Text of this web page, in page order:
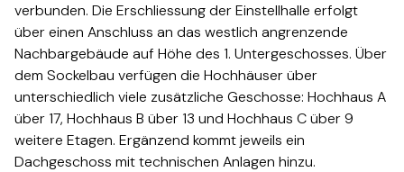
verbunden. Die Erschliessung der Einstellhalle erfolgt
über einen Anschluss an das westlich angrenzende
Nachbargebäude auf Höhe des 1. Untergeschosses. Über
dem Sockelbau verfügen die Hochhäuser über
unterschiedlich viele zusätzliche Geschosse: Hochhaus A
über 17, Hochhaus B über 13 und Hochhaus C über 9
weitere Etagen. Ergänzend kommt jeweils ein
Dachgeschoss mit technischen Anlagen hinzu.​​​​‌ ‍ ​‍​‍‌‍ ‌ ​‍‌‍‍‌‌‍‌ ‌‍‍‌‌‍ ‍​‍​‍​ ‍‍​‍​‍‌ ​ ‌‍​‌‌‍ ‍‌‍‍‌‌ ‌​‌ ‍‌​‍ ‍‌‍‍‌‌‍ ​‍​‍​‍ ​​‍​‍‌‍‍​‌ ​‍‌‍‌‌‌‍‌‍​‍​‍​ ‍‍​‍​‍‌‍‍​‌ ‌​‌ ‌​‌ ​​​ ‍‍​‍ ​‍ ‌‍ ​‌‍ ‌‍​ ‌‍​‌‌‍ ​‌‍‍​‌‍ ‌ ​ ‌ ‌​​ ‍‍​ ​ ​ ​ ​ ​ ​ ​ ​‍ ‌‍‍‌‌‍ ‍‌ ‌​‌‍‌‌‌‍ ‍‌ ‌​​‍ ‌‍‌‌‌‍‌​‌‍‍‌‌ ‌​​‍ ‌‍ ‌‌‍ ‌‍‌​‌‍‌‌​ ‌‌ ​​‌ ​‍‌‍‌‌‌ ​ ‌‍‌‌‌‍ ‍‌ ‌​‌‍​‌‌ ‌​‌‍‍‌‌‍ ‌‍ ‍​ ‍ ‌‍‍‌‌‍‌​​ ‌​ ​‌‌‍‌‍‌‍​‍​ ‌‍‌‍​‌‌‍‌‍​ ‌‌‌‍‌‍​‍ ‌​ ‌‍​ ‌‌​ ‌‍​ ‌ ​‍ ‌​ ‌​‌‍‌​​ ​‍‌‍​‍​‍ ‌​ ‍‌​ ​‌​ ​​​ ​​​‍ ‌​ ‌‍‌‍‌‍​ ​‍​ ​​‌‍‌‍​ ​​​ ‍​​ ‍‌​ ​‌‌‍‌‍​ ​ ‌‍​ ​ ‍ ‌ ‌​‌ ‍‌‌ ​​‌‍‌‌​ ‌‌ ​​‌ ​‍‌‍ ‌‍‍‍‌‍‌‌‌‍​ ‌ ‌​​ ‍ ‌ ​​‌‍​‌‌ ‌​‌‍‍​​ ‌‌‍‌​‌‍‌‌‌ ​ ‌‍​ ‌ ​‍‌‍‍‌‌ ​​‌ ‌​‌‍‍‌‌‍ ‌‍ ‍​‍‌‌​ ‌‌‌​​‍‌‌ ‌‍‍ ‌‍‌‌‌ ‍‌​‍‌‌​ ​ ‌​‌​​‍‌‌​ ​ ‌​‌​​‍‌‌​ ​‍​ ​‍‌‍‌​‌‍‌‌​‍‌‌​ ​‍​ ​‍​‍‌‌​ ‌‌‌​‌​​‍ ‍‌ ‌‍‌‍​‌‌‍ ​‌ ‌‌‌‍‌‌​‍‌‌​ ‌‌‌​​‍‌‌ ‌‍‍ ‌‍‌‌‌ ‍‌​‍‌‌​ ​ ‌​‌​​‍‌‌​ ​ ‌​‌​​‍‌‌​ ​‍​ ​‍‌‍​‍‌‍ ​‌‍ ‌‍​ ‌‍‍ ​‍ ‌​ ​‍​‍‌‌​ ​‍​ ​‍​‍‌‌​ ‌‌‌​‌​​‍ ‍‌‍​ ‌‍‍​‌‍‍‌‌‍ ​‌‍‌​‌ ​‍‌‍‌‌‌‍ ‍​‍‌‌​ ‌‌‌​​‍‌‌ ‌‍‍ ‌‍‌‌‌ ‍‌​‍‌‌​ ​ ‌​‌​​‍‌‌​ ​ ‌​‌​​‍‌‌​ ​‍​ ​‍‌ ​ ‌ ​​‌‍​‌‌‍ ‍​‍ ‌​ ​‍​‍‌‌​ ​‍​ ​‍​‍‌‌​ ‌‌‌​‌​​‍ ‍‌ ‌​‌‍‌‌‌ ‍​‌ ‌​​ ‌‍​‍‌‍​‌‌ ​ ‌‍‌‌‌‌‌‌‌ ​‍‌‍ ​​ ‌‌‍‍​‌ ‌​‌ ‌​‌ ​​​‍‌‌​ ​ ‌​​‌​‍‌‌​ ​‍‌​‌‍​‍‌‌​ ​‍‌​‌‍‌‍ ​‌‍ ‌‍​ ‌‍​‌‌‍ ​‌‍‍​‌‍ ‌ ​ ‌ ‌​​‍‌‌​ ​ ‌​​‌​ ​ ​ ​ ​ ​ ​ ​ ​‍‌‍‌‍‍‌‌‍‌​​ ‌​ ​‌‌‍‌‍‌‍​‍​ ‌‍‌‍​‌‌‍‌‍​ ‌‌‌‍‌‍​‍ ‌​ ‌‍​ ‌‌​ ‌‍​ ‌ ​‍ ‌​ ‌​‌‍‌​​ ​‍‌‍​‍​‍ ‌​ ‍‌​ ​‌​ ​​​ ​​​‍ ‌​ ‌‍‌‍‌‍​ ​‍​ ​​‌‍‌‍​ ​​​ ‍​​ ‍‌​ ​‌‌‍‌‍​ ​ ‌‍​ ​‍‌‍‌ ‌​‌ ‍‌‌ ​​‌‍‌‌​ ‌‌ ​​‌ ​‍‌‍ ‌‍‍‍‌‍‌‌‌‍​ ‌ ‌​​‍‌‍‌ ​​‌‍​‌‌ ‌​‌‍‍​​ ‌‌‍‌​‌‍‌‌‌ ​ ‌‍​ ‌ ​‍‌‍‍‌‌ ​​‌ ‌​‌‍‍‌‌‍ ‌‍ ‍​‍‌‌​ ‌‌‌​​‍‌‌ ‌‍‍ ‌‍‌‌‌ ‍‌​‍‌‌​ ​ ‌​‌​​‍‌‌​ ​ ‌​‌​​‍‌‌​ ​‍​ ​‍‌‍‌​‌‍‌‌​‍‌‌​ ​‍​ ​‍​‍‌‌​ ‌‌‌​‌​​‍ ‍‌ ‌‍‌‍​‌‌‍ ​‌ ‌‌‌‍‌‌​‍‌‌​ ‌‌‌​​‍‌‌ ‌‍‍ ‌‍‌‌‌ ‍‌​‍‌‌​ ​ ‌​‌​​‍‌‌​ ​ ‌​‌​​‍‌‌​ ​‍​ ​‍‌‍​‍‌‍ ​‌‍ ‌‍​ ‌‍‍ ​‍ ‌​ ​‍​‍‌‌​ ​‍​ ​‍​‍‌‌​ ‌‌‌​‌​​‍ ‍‌‍​ ‌‍‍​‌‍‍‌‌‍ ​‌‍‌​‌ ​‍‌‍‌‌‌‍ ‍​‍‌‌​ ‌‌‌​​‍‌‌ ‌‍‍ ‌‍‌‌‌ ‍‌​‍‌‌​ ​ ‌​‌​​‍‌‌​ ​ ‌​‌​​‍‌‌​ ​‍​ ​‍‌ ​ ‌ ​​‌‍​‌‌‍ ‍​‍ ‌​ ​‍​‍‌‌​ ​‍​ ​‍​‍‌‌​ ‌‌‌​‌​​‍ ‍‌ ‌​‌‍‌‌‌ ‍​‌ ‌​​‍‌‍‌ ​​‌‍‌‌‌ ​‍‌ ​ ‌ ​​‌‍‌‌‌‍​ ‌ ‌​‌‍‍‌‌ ‌‍‌‍‌‌​ ‌‌ ​​‌ ‌‌‌‍​‍‌‍ ​‌‍‍‌‌ ​ ‌‍‍​‌‍‌‌‌‍‌​​‍​‍‌ ‌